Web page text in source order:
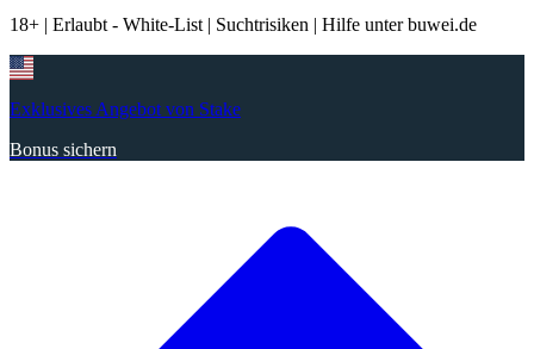
18+ | Erlaubt - White-List | Suchtrisiken | Hilfe unter buwei.de
Exklusives Angebot von Stake
Bonus sichern